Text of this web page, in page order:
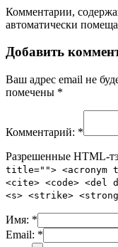
Комментарии,
автоматически
Добавить
Ваш адрес email не
помечены *
Комментарий: *
Разрешенные HTML-
title=""> <acronym
<cite> <code> <del
<s> <strike>
Имя: *
Email: *